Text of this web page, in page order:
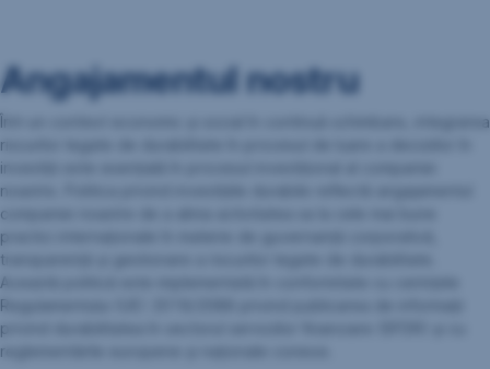
Angajamentul nostru
Într-un context economic și social în continuă schimbare, integrarea
riscurilor legate de durabilitate în procesul de luare a deciziilor în
investiții este esențială în procesul investițional al companiei
noastre. Politica privind investițiile durabile reflectă angajamentul
companiei noastre de a alinia activitatea sa la cele mai bune
practici internaționale în materie de guvernanță corporativă,
transparență și gestionare a riscurilor legate de durabilitate.
Această politică este implementată în conformitate cu cerințele
Regulamentului (UE) 2019/2088 privind publicarea de informații
privind durabilitatea în sectorul serviciilor financiare (SFDR) și cu
reglementările europene și naționale conexe.